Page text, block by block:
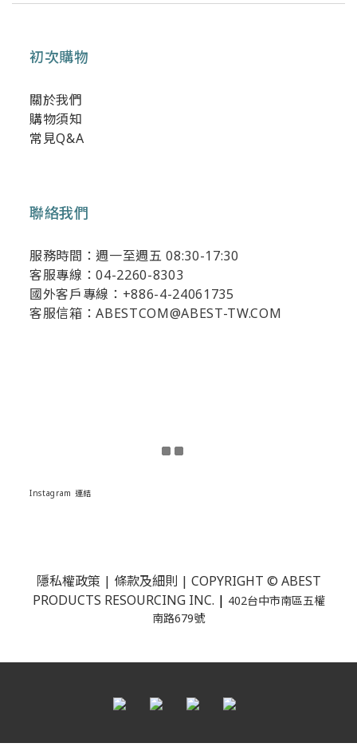
初次購物
關於我們
購物須知
常見Q&A
聯絡我們
服務時間：週一至週五 08:30-17:30
客服專線：04-2260-8303
國外客戶專線：+886-4-24061735
客服信箱：ABESTCOM@ABEST-TW.COM
Instagram 連結
隱私權政策 | 條款及細則 | COPYRIGHT © ABEST
PRODUCTS RESOURCING INC. | 402台中市南區五權
南路679號